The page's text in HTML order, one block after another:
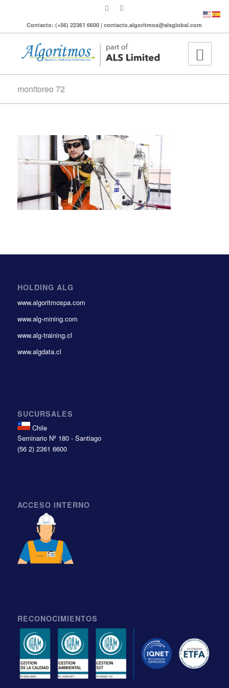
Contacto: (+56) 22361 6600 | contacto.algoritmos@alsglobal.com
monitoreo 72
HOLDING ALG
www.algoritmospa.com
www.alg-mining.com
www.alg-training.cl
www.algdata.cl
SUCURSALES
Chile
Seminario Nº 180 - Santiago
(56 2) 2361 6600
ACCESO INTERNO
RECONOCIMIENTOS